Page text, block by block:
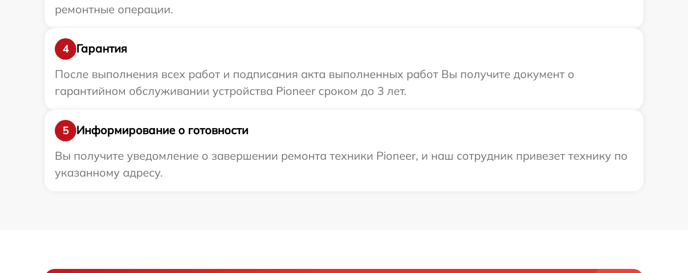
ремонтные операции.
4
Гарантия
После выполнения всех работ и подписания акта выполненных работ Вы получите документ о
гарантийном обслуживании устройства Pioneer сроком до 3 лет.
5
Информирование о готовности
Вы получите уведомление о завершении ремонта техники Pioneer, и наш сотрудник привезет технику по
указанному адресу.